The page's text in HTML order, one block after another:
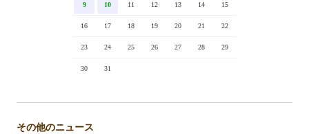
9 10 11 12 13 14 15
16 17 18 19 20 21 22
23 24 25 26 27 28 29
30 31
その他のニュース